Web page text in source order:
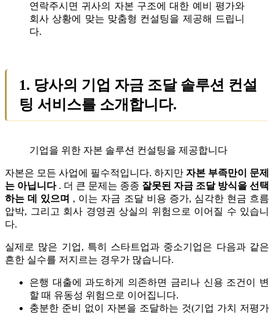
연락주시면 귀사의 자본 구조에 대한 예비 평가와
회사 상황에 맞는 맞춤형 컨설팅을 제공해 드립니
다.
1. 당사의 기업 자금 조달 솔루션 컨설
팅 서비스를 소개합니다.
기업을 위한 자본 솔루션 컨설팅을 제공합니다
자본은 모든 사업에 필수적입니다. 하지만 자본 부족만이 문제
는 아닙니다 . 더 큰 문제는 종종 잘못된 자금 조달 방식을 선택
하는 데 있으며 , 이는 자금 조달 비용 증가, 심각한 현금 흐름
압박, 그리고 회사 경영권 상실의 위험으로 이어질 수 있습니
다.
실제로 많은 기업, 특히 스타트업과 중소기업은 다음과 같은
흔한 실수를 저지르는 경우가 많습니다.
은행 대출에 과도하게 의존하면 금리나 신용 조건이 변
할 때 유동성 위험으로 이어집니다.
충분한 준비 없이 자본을 조달하는 것(기업 가치 저평가